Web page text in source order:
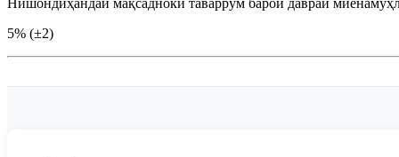
Нишондиҳандаи мақсадноки таваррум барои давраи
5% (±2)